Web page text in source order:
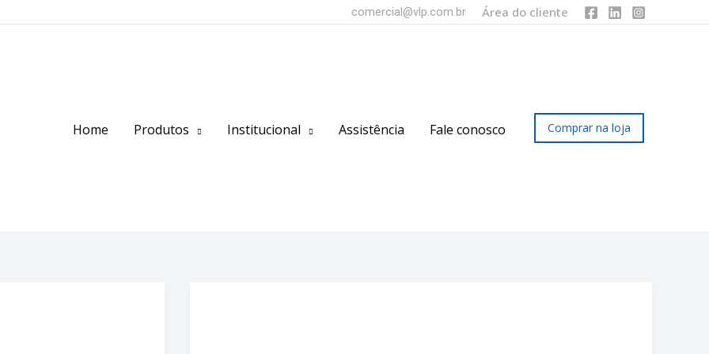
comercial@vlp.com.br Área do cliente
Home Produtos Institucional Assistência Fale conosco Comprar na loja